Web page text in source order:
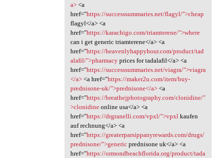
a><a
href="https://successsummaries.net/flagyl/">cheap
flagyl</a> <a
href="https://karachigo.com/triamterene/">where
can i get generic triamterene</a> <a
href="https://heavenlyhappyhour.com/product/tad
alafil/">pharmacyprices for tadalafil</a> <a
href="https://successsummaries.net/viagra/">viagra
</a><a href="https://maker2u.com/item/buy-
prednisone-uk/">prednisone</a><a
href="https://breathejphotography.com/clonidine/"
>clonidineonline usa</a> <a
href="https://drgranelli.com/vpxl/">vpxlkaufen
auf rechnung</a> <a
href="https://greaterparsippanyrewards.com/drugs/
prednisone/">genericprednisone uk</a> <a
href="https://ormondbeachflorida.org/product/tada